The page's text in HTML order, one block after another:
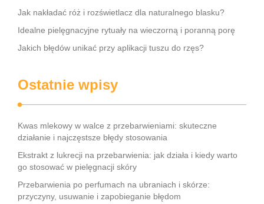
Jak nakładać róż i rozświetlacz dla naturalnego blasku?
Idealne pielęgnacyjne rytuały na wieczorną i poranną porę
Jakich błędów unikać przy aplikacji tuszu do rzęs?
Ostatnie wpisy
Kwas mlekowy w walce z przebarwieniami: skuteczne
działanie i najczęstsze błędy stosowania
Ekstrakt z lukrecji na przebarwienia: jak działa i kiedy warto
go stosować w pielęgnacji skóry
Przebarwienia po perfumach na ubraniach i skórze:
przyczyny, usuwanie i zapobieganie błędom